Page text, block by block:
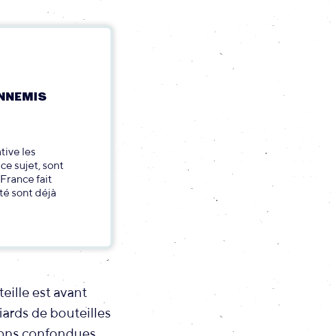
les
sujet, sont
fait
sont déjà
est avant
de bouteilles